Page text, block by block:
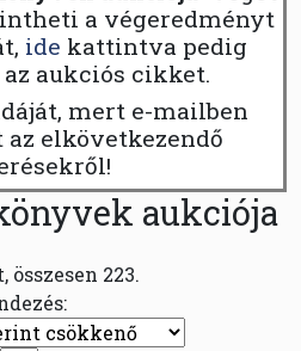
a végeredményt
ide kattintva pedig
aukciós cikket.
mert e-mailben
elkövetkezendő
aukciója
összesen 223.